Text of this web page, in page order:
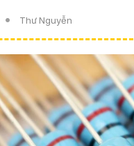
Thư Nguyễn